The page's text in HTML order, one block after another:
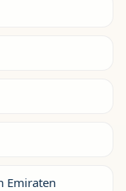
Emiraten